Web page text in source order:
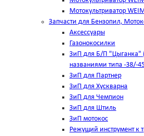
Мотокультриватор
Запчасти для Бензопил,
Аксессуары
Газонокосилки
ЗиП для Б/П "Цыганка"
названиями типа -38/-
ЗиП для Партнер
ЗиП для Хускварна
ЗиП для Чемпион
ЗиП для Штиль
ЗиП мотокос
Режущий инструмент к